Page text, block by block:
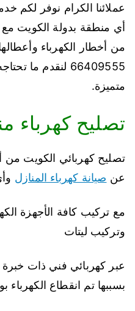
عملائنا الكرام نوفر لكم
أي منطقة بدولة الكويت
من أخطار الكهرباء
66409555 لنقدم
متميزة.
تصليح كهرباء
تصليح كهربائي الكويت
عن صيانة كهرباء المنازل
مع تركيب كافة الأجهزة
وتركيب ليتات
عبر كهربائي فني ذات
بسببها تم انقطاع الكهرباء